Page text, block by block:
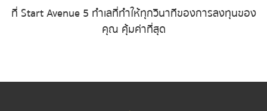
ที่ Start Avenue 5 ทำเลที่ทำให้ทุกวินาทีของการลงทุนของ
คุณ คุ้มค่าที่สุด